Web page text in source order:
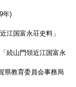
年)
江国富永荘史料」
続山門領近江国富永
県教育委員会事務局